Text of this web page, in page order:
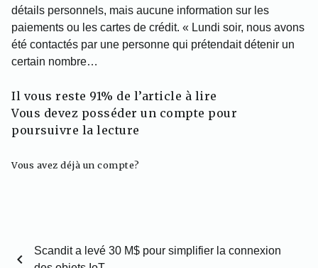
détails personnels, mais aucune information sur les
paiements ou les cartes de crédit. « Lundi soir, nous avons
été contactés par une personne qui prétendait détenir un
certain nombre…
Il vous reste 91% de l’article à lire
Vous devez posséder un compte pour
poursuivre la lecture
Vous avez déjà un compte?
chevron_left
Scandit a levé 30 M$ pour simplifier la connexion